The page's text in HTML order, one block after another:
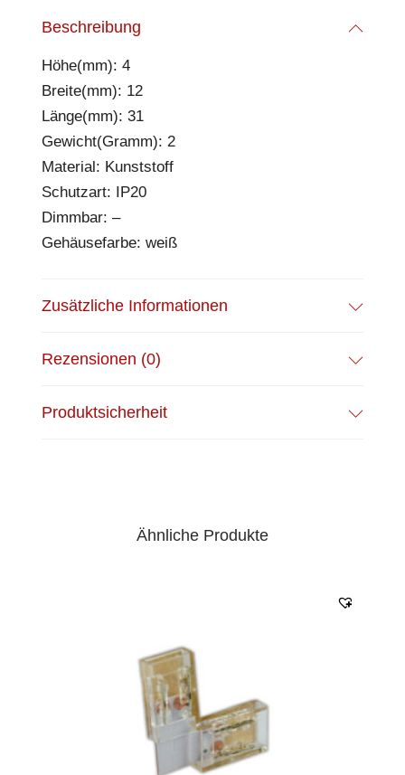
Beschreibung
Höhe(mm): 4
Breite(mm): 12
Länge(mm): 31
Gewicht(Gramm): 2
Material: Kunststoff
Schutzart: IP20
Dimmbar: –
Gehäusefarbe: weiß
Zusätzliche Informationen
Rezensionen (0)
Produktsicherheit
Ähnliche Produkte